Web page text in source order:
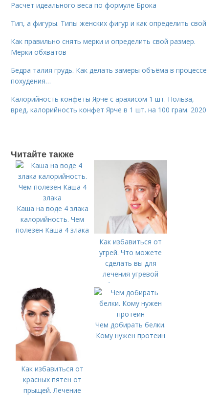
Расчет идеального веса по формуле Брока
Тип, а фигуры. Типы женских фигур и как определить свой
Как правильно снять мерки и определить свой размер.
Мерки обхватов
Бедра талия грудь. Как делать замеры объёма в процессе
похудения…
Калорийность конфеты Ярче с арахисом 1 шт. Польза,
вред, калорийность конфет Ярче в 1 шт. на 100 грам. 2020
Читайте также
Каша на воде 4 злака
калорийность. Чем
полезен Каша 4 злака
Как избавиться от
угрей. Что можете
сделать вы для
лечения угревой
болезни (акне)
Как избавиться от
красных пятен от
прыщей. Лечение
Чем добирать белки.
Кому нужен протеин